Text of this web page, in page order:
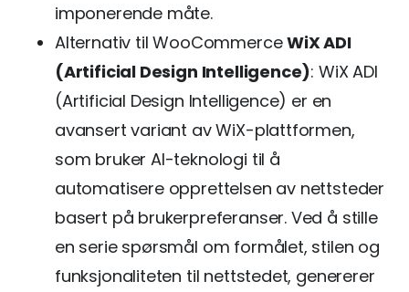
imponerende måte.
Alternativ til WooCommerceWiX ADI
(Artificial Design Intelligence): WiX ADI
(Artificial Design Intelligence) er en
avansert variant av WiX-plattformen,
som bruker AI-teknologi til å
automatisere opprettelsen av nettsteder
basert på brukerpreferanser. Ved å stille
en serie spørsmål om formålet, stilen og
funksjonaliteten til nettstedet, genererer